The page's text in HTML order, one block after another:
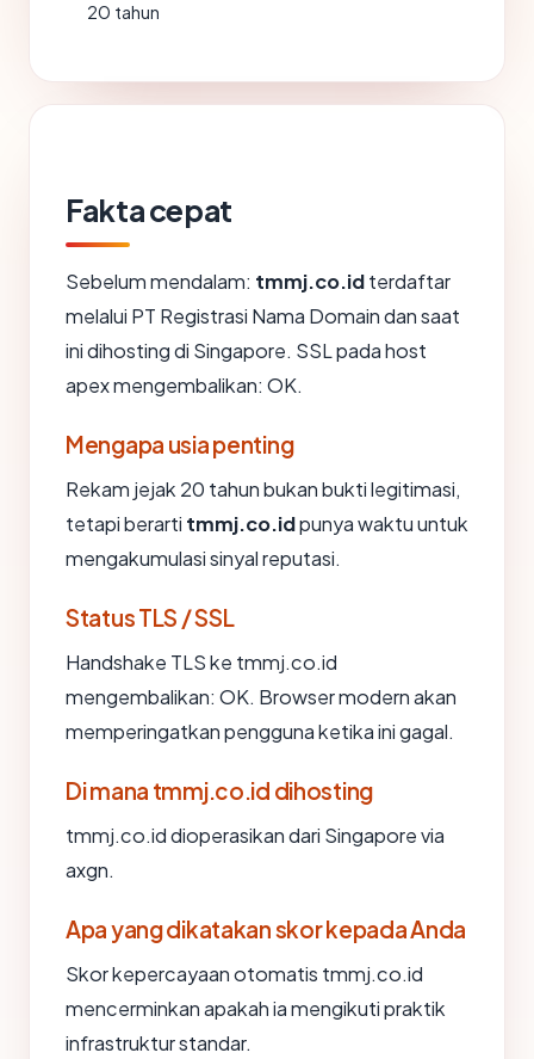
20 tahun
Fakta cepat
Sebelum mendalam: tmmj.co.idterdaftar
melalui PT Registrasi Nama Domain dan saat
ini dihosting di Singapore. SSL pada host
apex mengembalikan: OK.
Mengapa usia penting
Rekam jejak 20 tahun bukan bukti legitimasi,
tetapi berarti tmmj.co.idpunya waktu untuk
mengakumulasi sinyal reputasi.
Status TLS / SSL
Handshake TLS ke tmmj.co.id
mengembalikan: OK. Browser modern akan
memperingatkan pengguna ketika ini gagal.
Di mana tmmj.co.id dihosting
tmmj.co.id dioperasikan dari Singapore via
axgn.
Apa yang dikatakan skor kepada Anda
Skor kepercayaan otomatis tmmj.co.id
mencerminkan apakah ia mengikuti praktik
infrastruktur standar.